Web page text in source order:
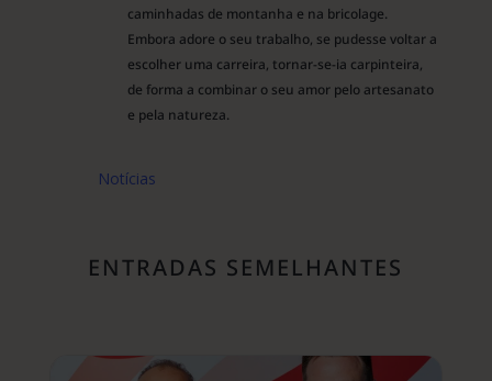
caminhadas de montanha e na bricolage.
Embora adore o seu trabalho, se pudesse voltar a
escolher uma carreira, tornar-se-ia carpinteira,
de forma a combinar o seu amor pelo artesanato
e pela natureza.
Notícias
ENTRADAS SEMELHANTES